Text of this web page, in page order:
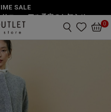
SALE
ニューアル予定のお知らせ
0
クレーニットコート